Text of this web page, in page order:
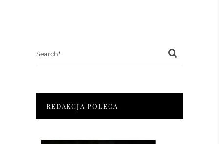
REDAKCJA POLECA